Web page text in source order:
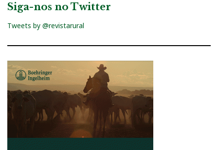
Siga-nos no Twitter
Tweets by @revistarural